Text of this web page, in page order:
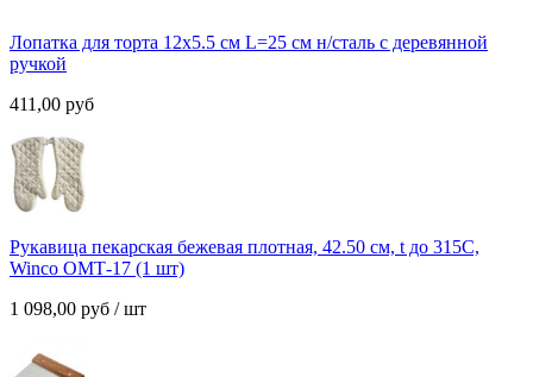
Лопатка для торта 12х5.5 см L=25 см н/сталь с деревянной
ручкой
411,00 руб
Рукавица пекарская бежевая плотная, 42.50 см, t до 315C,
Winco OМТ-17 (1 шт)
1 098,00 руб / шт